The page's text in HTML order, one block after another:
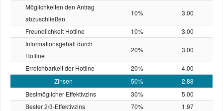
Möglichkeiten den Antrag
abzuschließen
10% 3.00
Freundlichkeit Hotline 10%
3.00
Informationsgehalt durch
Hotline
20% 3.00
Erreichbarkeit der Hotline 20%
4.00
Zinsen
50%
2.88
Bestmöglicher Effektivzins
30%
5.00
Bester 2/3-Effektivzins
70% 1.97